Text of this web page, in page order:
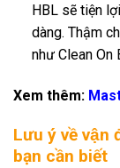
HBL sẽ tiện
dàng. Thậm
như Clean On
Xem thêm:
Lưu ý về vận
bạn cần biết